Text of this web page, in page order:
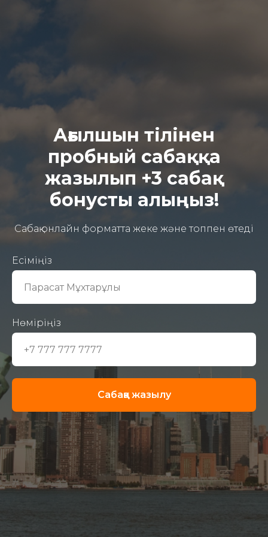
Ағылшын тілінен
пробный сабаққа
жазылып +3 сабақ
бонусты алыңыз!
Сабақ онлайн форматта жеке және топпен өтеді
Есіміңіз
Нөміріңіз
Сабаққа жазылу